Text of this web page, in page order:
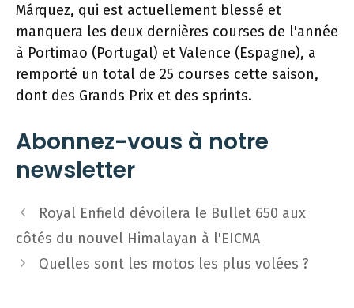
Márquez, qui est actuellement blessé et
manquera les deux dernières courses de l'année
à Portimao (Portugal) et Valence (Espagne), a
remporté un total de 25 courses cette saison,
dont des Grands Prix et des sprints.
Abonnez-vous à notre
newsletter
Navigation
des
Royal Enfield dévoilera le Bullet 650 aux
côtés du nouvel Himalayan à l'EICMA
Quelles sont les motos les plus volées ?